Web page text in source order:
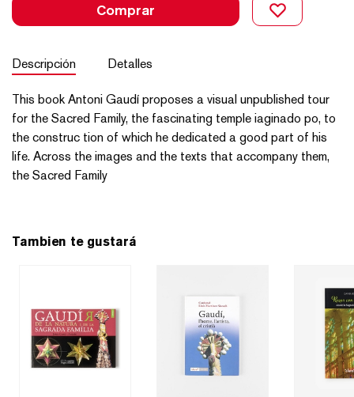
Comprar
Descripción Detalles
This book Antoni Gaudí proposes a visual unpublished tour
for the Sacred Family, the fascinating temple iaginado po, to
the construc tion of which he dedicated a good part of his
life. Across the images and the texts that accompany them,
the Sacred Family
Tambien te gustará